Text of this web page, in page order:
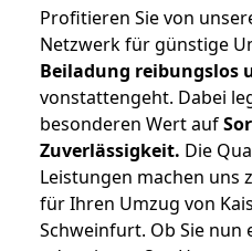
Profitieren Sie von
Netzwerk für günstige
Beiladung reibungslos
vonstattengeht. Dabei
besonderen Wert auf
Zuverlässigkeit. Die
Leistungen machen uns
für Ihren Umzug von
Schweinfurt. Ob Sie nun